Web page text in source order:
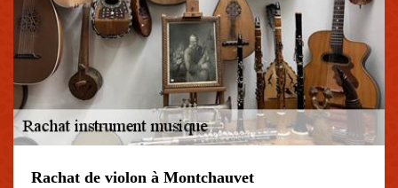
Rachat de violon à Montchauvet